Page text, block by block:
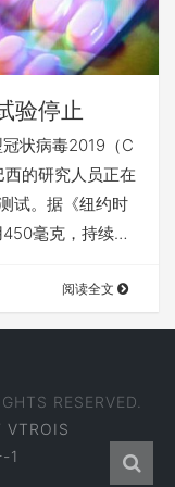
验停止
状病毒2019（C
的研究人员正在
试。据《纽约时
450毫克，持续…
阅读全文
RESERVED.
VTROIS
1